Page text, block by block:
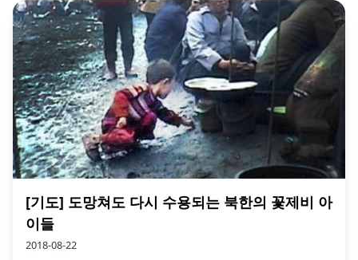
[기도] 도망쳐도 다시 수용되는 북한의 꽃제비 아
이들
2018-08-22